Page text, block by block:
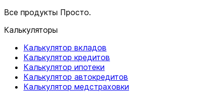
Все продукты Просто.
Калькуляторы
Калькулятор вкладов
Калькулятор кредитов
Калькулятор ипотеки
Калькулятор автокредитов
Калькулятор медстраховки